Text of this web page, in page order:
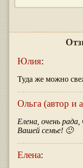
Юлия:
Туда же можно
Ольга (автор и
Елена, очень
Вашей семье! 🙂
Елена: